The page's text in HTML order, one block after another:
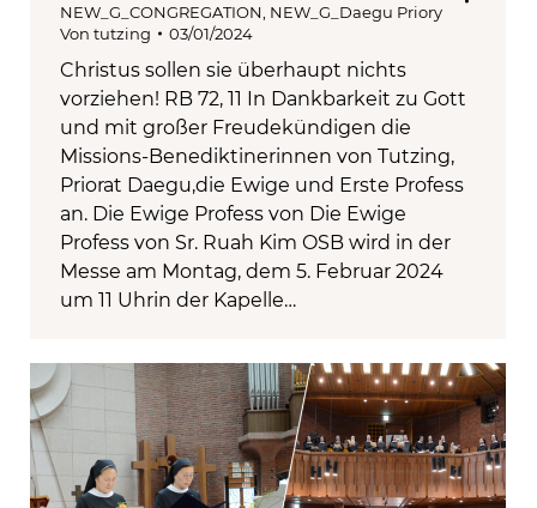
NEW_G_CONGREGATION NEW_G_Daegu Priory
Von tutzing 03/01/2024
Christus sollen sie überhaupt nichts
vorziehen! RB 72, 11 In Dankbarkeit zu Gott
und mit großer Freudekündigen die
Missions-Benediktinerinnen von Tutzing,
Priorat Daegu,die Ewige und Erste Profess
an. Die Ewige Profess von Die Ewige
Profess von Sr. Ruah Kim OSB wird in der
Messe am Montag, dem 5. Februar 2024
um 11 Uhrin der Kapelle…